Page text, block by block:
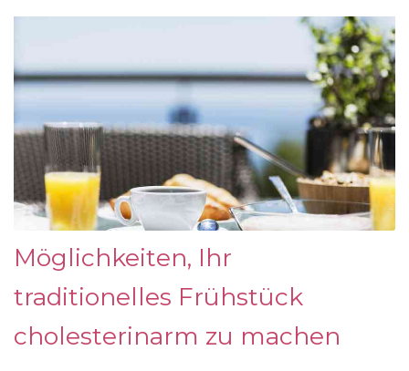
Möglichkeiten, Ihr
traditionelles Frühstück
cholesterinarm zu machen